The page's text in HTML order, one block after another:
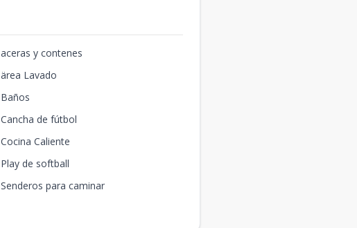
aceras y contenes
ärea Lavado
Baños
Cancha de fútbol
Cocina Caliente
Play de softball
Senderos para caminar